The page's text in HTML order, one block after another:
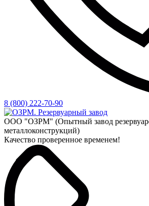
8 (800) 222-70-90
ООО "ОЗРМ" (Опытный завод
металлоконструкций)
Качество проверенное временем!